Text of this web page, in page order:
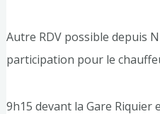
Autre RDV possible depuis
participation pour le
9h15 devant la Gare